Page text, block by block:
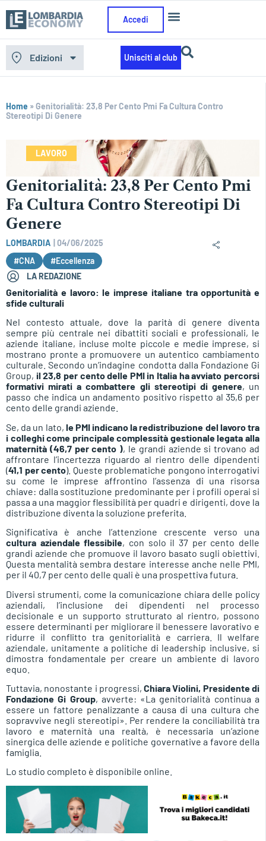
Accedi
Edizioni Unisciti al club
Home »Genitorialità: 23,8 Per Cento Pmi Fa Cultura Contro
Stereotipi Di Genere
LAVORO
Genitorialità: 23,8 Per Cento Pmi
Fa Cultura Contro Stereotipi Di
Genere
LOMBARDIA
04/06/2025
#CNA
#Eccellenza
LA REDAZIONE
Genitorialità e lavoro: le imprese italiane tra opportunità e
sfide culturali
Nel contesto attuale, dove la parità di genere diventa
sempre più centrale nei dibattiti sociali e professionali, le
aziende italiane, incluse molte piccole e medie imprese, si
mostrano pronte a promuovere un autentico cambiamento
culturale. Secondo un’indagine condotta dalla Fondazione Gi
Group, il 23,8 per cento delle PMI in Italia ha avviato percorsi
formativi mirati a combattere gli stereotipi di genere, un
passo che indica un andamento positivo rispetto al 35,6 per
cento delle grandi aziende.
Se, da un lato, le PMI indicano la redistribuzione del lavoro tra
i colleghi come principale complessità gestionale legata alla
maternità (46,7 per cento ), le grandi aziende si trovano ad
affrontare l’incertezza riguardo al rientro delle dipendenti
(41,1 per cento). Queste problematiche pongono interrogativi
su come le imprese affrontino l’assenza di una risorsa
chiave: dalla sostituzione predominante per i profili operai si
passa a una maggior flessibilità per quadri e dirigenti, dove la
distribuzione diventa la soluzione preferita.
Significativa è anche l’attenzione crescente verso una
cultura aziendale flessibile, con solo il 37 per cento delle
grandi aziende che promuove il lavoro basato sugli obiettivi.
Questa mentalità sembra destare interesse anche nelle PMI,
per il 40,7 per cento delle quali è una prospettiva futura.
Diversi strumenti, come la comunicazione chiara delle policy
aziendali, l’inclusione dei dipendenti nel processo
decisionale e un supporto strutturato al rientro, possono
essere determinanti per migliorare il benessere lavorativo e
ridurre il conflitto tra genitorialità e carriera. Il welfare
aziendale, unitamente a politiche di leadership inclusive, si
dimostra fondamentale per creare un ambiente di lavoro
equo.
Tuttavia, nonostante i progressi,Chiara Violini, Presidente di
Fondazione Gi Group, avverte: «La genitorialità continua a
essere un fattore penalizzante a causa di una cultura che
sopravvive negli stereotipi». Per rendere la conciliabilità tra
lavoro e maternità una realtà, è necessaria un’azione
sinergica delle aziende e politiche governative a favore della
famiglia.
Lo studio completo è disponibile online.